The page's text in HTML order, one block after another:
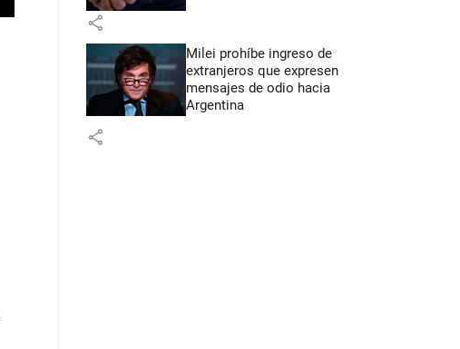
share
Milei prohíbe ingreso de
extranjeros que expresen
mensajes de odio hacia
Argentina
share